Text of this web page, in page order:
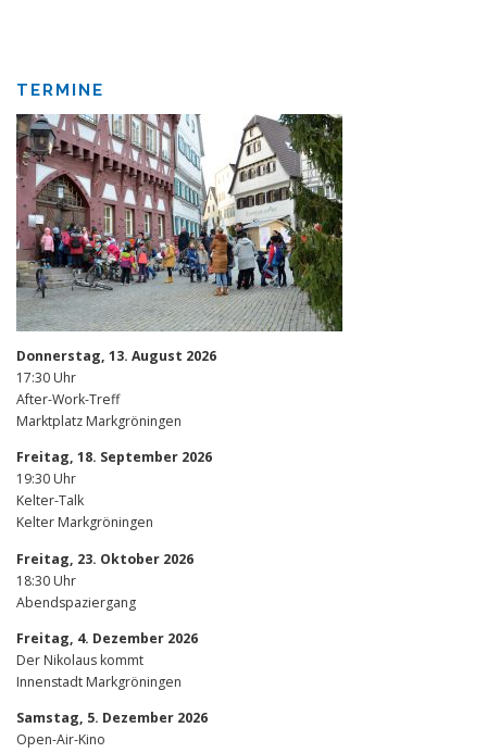
TERMINE
Donnerstag, 13. August 2026
17:30 Uhr
After-Work-Treff
Marktplatz Markgröningen
Freitag, 18. September 2026
19:30 Uhr
Kelter-Talk
Kelter Markgröningen
Freitag, 23. Oktober 2026
18:30 Uhr
Abendspaziergang
Freitag, 4. Dezember 2026
Der Nikolaus kommt
Innenstadt Markgröningen
Samstag, 5. Dezember 2026
Open-Air-Kino